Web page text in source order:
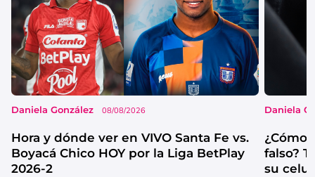
Daniela González 08/08/2026
Hora y dónde ver en VIVO Santa Fe vs.
Boyacá Chico HOY por la Liga BetPlay
2026-2
Daniela
¿Cómo
falso?
su